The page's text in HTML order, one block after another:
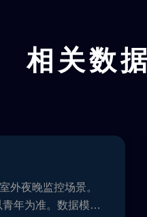
相关数
外夜晚监控场景。
年为准。数据模态